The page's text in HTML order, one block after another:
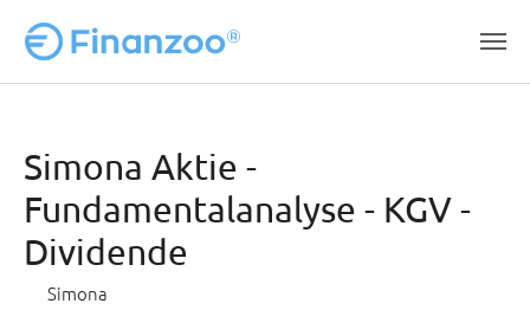
Simona Aktie -
Fundamentalanalyse - KGV -
Dividende
Simona